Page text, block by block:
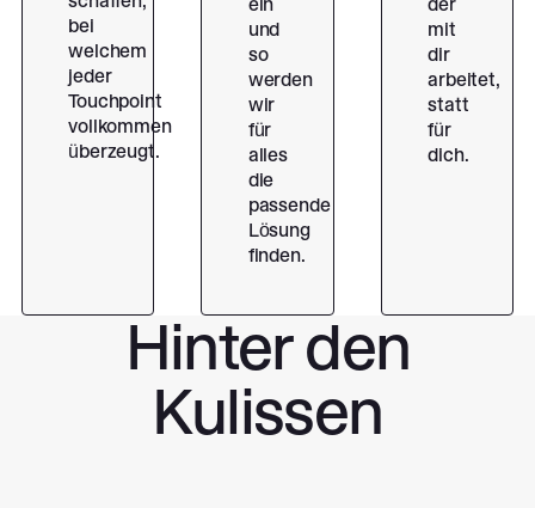
bei
welchem
jeder
Touchpoint
vollkommen
überzeugt.
und
so
werden
wir
für
alles
die
passende
Lösung
finden.
mit
dir
arbeitet,
statt
für
dich.
Hinter den
Kulissen